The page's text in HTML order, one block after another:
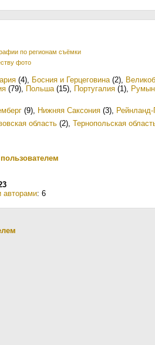
по регионам съёмки
фото
(4), Босния и Герцеговина(2),
(79), Польша(15), Португалия (1),
(9), Нижняя Саксония (3),
область (2), Тернопольская
авторами: 6